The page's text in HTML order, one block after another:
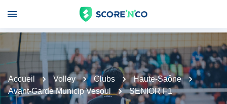
Accueil Volley Clubs
Haute-Saône
Avant-Garde Municip Vesoul
SENIOR F1